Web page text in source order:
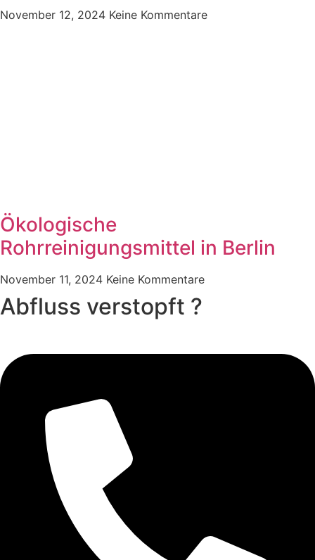
November 12, 2024 Keine Kommentare
Ökologische
Rohrreinigungsmittel in Berlin
November 11, 2024 Keine Kommentare
Abfluss verstopft ?